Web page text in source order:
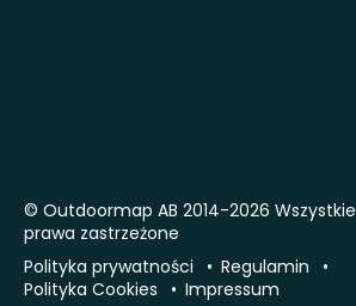
© Outdoormap AB 2014-2026 Wszystkie
prawa zastrzeżone
Polityka prywatności
Regulamin
Polityka Cookies
Impressum